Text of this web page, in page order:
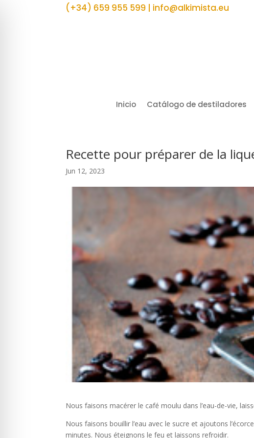
(+34) 659 955 599 | info@alkimista.eu
Inicio Catálogo de destiladores
Recette pour préparer de la
Jun 12, 2023
Nous faisons macérer le café moulu dans l’eau-de-vie,
Nous faisons bouillir l’eau avec le sucre et ajoutons
minutes. Nous éteignons le feu et laissons refroidir.